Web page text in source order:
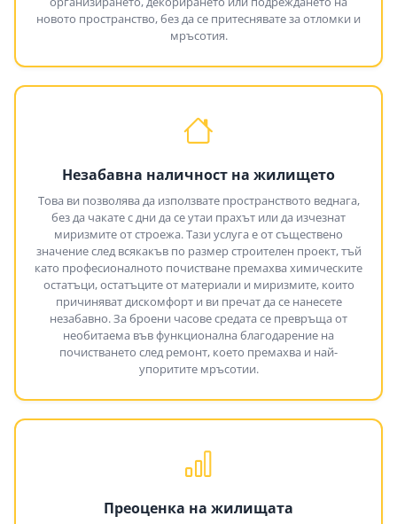
новото пространство, без да се притеснявате за отломки и
мръсотия.
Незабавна наличност на жилището
Това ви позволява да използвате пространството веднага,
без да чакате с дни да се утаи прахът или да изчезнат
миризмите от строежа. Тази услуга е от съществено
значение след всякакъв по размер строителен проект, тъй
като професионалното почистване премахва химическите
остатъци, остатъците от материали и миризмите, които
причиняват дискомфорт и ви пречат да се нанесете
незабавно. За броени часове средата се превръща от
необитаема във функционална благодарение на
почистването след ремонт, което премахва и най-
упоритите мръсотии.
Преоценка на жилищата